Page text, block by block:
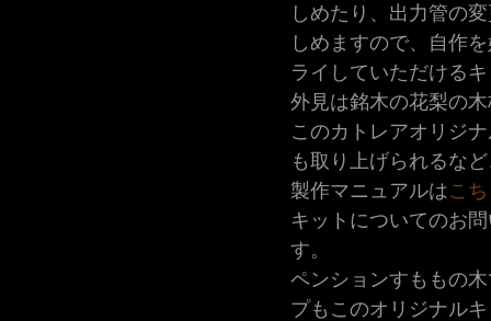
しめたり、出力管の
しめますので、自作
ライしていただける
外見は銘木の花梨の
このカトレアオリジ
も取り上げられるな
製作マニュアルはこ
キットについてのお
す。
ペンションすももの
プもこのオリジナル